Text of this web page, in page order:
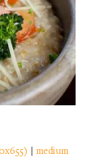
|medium